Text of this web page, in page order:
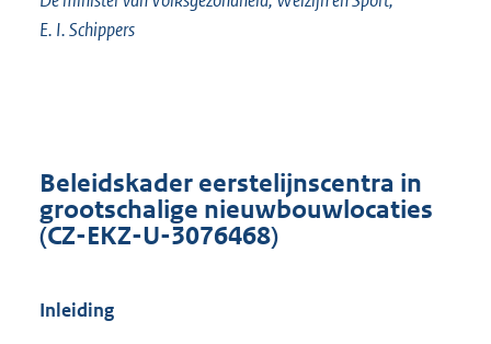
E. I. Schippers
Beleidskader eerstelijnscentra in
grootschalige nieuwbouwlocaties
(CZ-EKZ-U-3076468)
Inleiding